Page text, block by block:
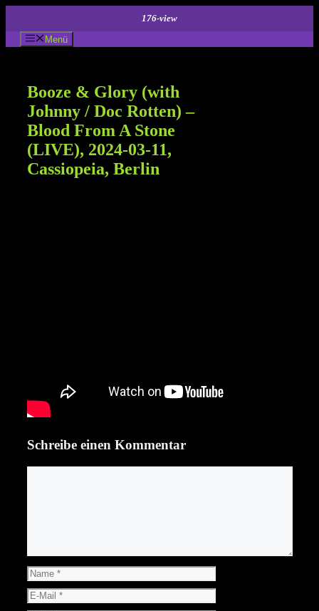
springen
176-view
Menü
Booze & Glory (with
Johnny / Doc Rotten) –
Blood From A Stone
(LIVE), 2024-03-11,
Cassiopeia, Berlin
Schreibe einen Kommentar
Name
E-
Mail